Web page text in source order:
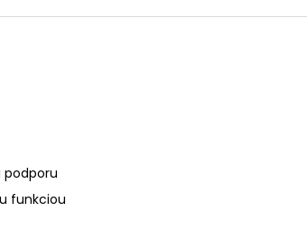
podporu
funkciou